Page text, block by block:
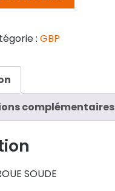
: GBP
complémentaires
SOUDE